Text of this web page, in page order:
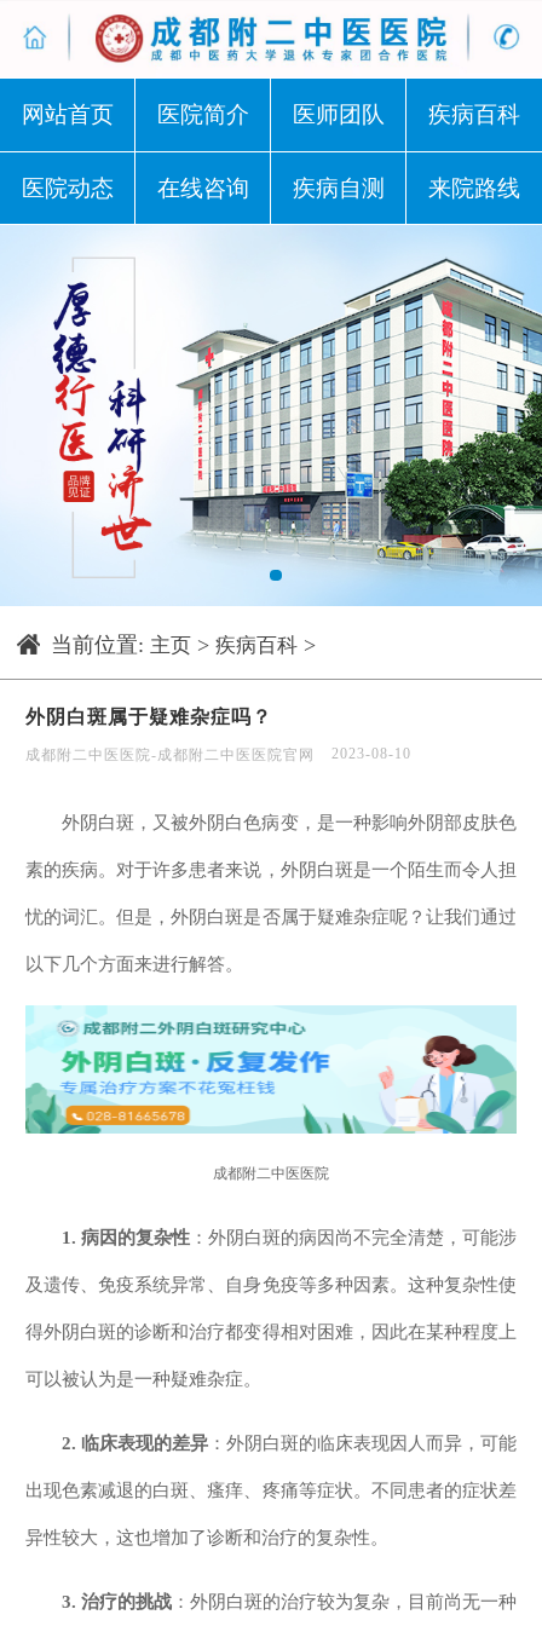
网站首页 医院简介 医师团队 疾病百科
医院动态 在线咨询 疾病自测 来院路线
1
当前位置: 主页 > 疾病百科 >
外阴白斑属于疑难杂症吗？
成都附二中医医院-成都附二中医医院官网 2023-08-10
外阴白斑，又被外阴白色病变，是一种影响外阴部皮肤色
素的疾病。对于许多患者来说，外阴白斑是一个陌生而令人担
忧的词汇。但是，外阴白斑是否属于疑难杂症呢？让我们通过
以下几个方面来进行解答。
成都附二中医医院
1. 病因的复杂性 ：外阴白斑的病因尚不完全清楚，可能涉
及遗传、免疫系统异常、自身免疫等多种因素。这种复杂性使
得外阴白斑的诊断和治疗都变得相对困难，因此在某种程度上
可以被认为是一种疑难杂症。
2. 临床表现的差异 ：外阴白斑的临床表现因人而异，可能
出现色素减退的白斑、瘙痒、疼痛等症状。不同患者的症状差
异性较大，这也增加了诊断和治疗的复杂性。
3. 治疗的挑战 ：外阴白斑的治疗较为复杂，目前尚无一种